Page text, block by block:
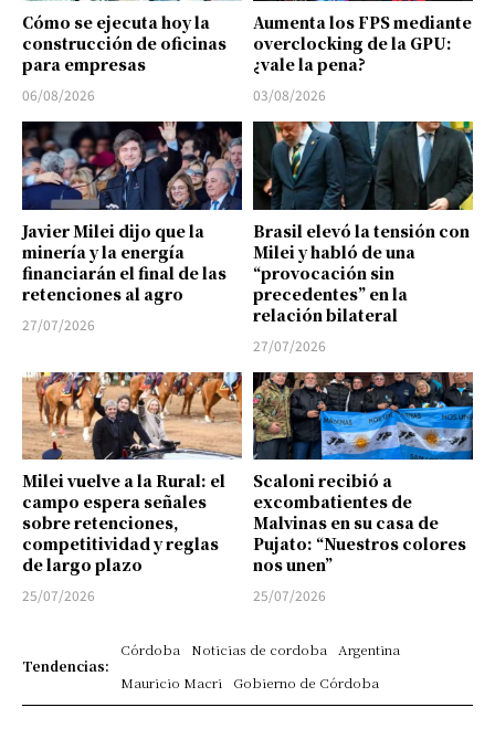
Cómo se ejecuta hoy la
construcción de oficinas
para empresas
06/08/2026
Aumenta los FPS mediante
overclocking de la GPU:
¿vale la pena?
03/08/2026
Javier Milei dijo que la
minería y la energía
financiarán el final de las
retenciones al agro
27/07/2026
Brasil elevó la tensión con
Milei y habló de una
“provocación sin
precedentes” en la
relación bilateral
27/07/2026
Milei vuelve a la Rural: el
campo espera señales
sobre retenciones,
competitividad y reglas
de largo plazo
25/07/2026
Scaloni recibió a
excombatientes de
Malvinas en su casa de
Pujato: “Nuestros colores
nos unen”
25/07/2026
Tendencias:
Córdoba Noticias de cordoba
Argentina
Mauricio Macri
Gobierno de Córdoba